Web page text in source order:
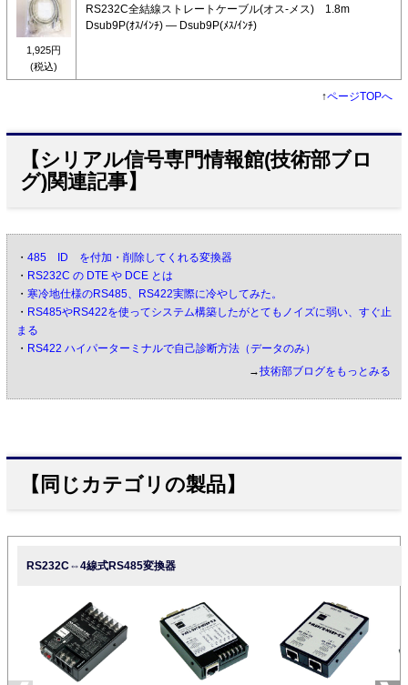
1,925円
(税込)
RS232C全結線ストレートケーブル(オス-メス) 1.8m
Dsub9P(ｵｽ/ｲﾝﾁ) ― Dsub9P(ﾒｽ/ｲﾝﾁ)
↑ページTOPへ
【シリアル信号専門情報館(技術部ブロ
グ)関連記事】
・ 485 ID を付加・削除してくれる変換器
・ RS232C の DTE や DCE とは
・ 寒冷地仕様のRS485、RS422実際に冷やしてみた。
・ RS485やRS422を使ってシステム構築したがとてもノイズに弱い、すぐ止
まる
・ RS422 ハイパーターミナルで自己診断方法（データのみ）
→技術部ブログをもっとみる
【同じカテゴリの製品】
RS232C⇔4線式RS485変換器